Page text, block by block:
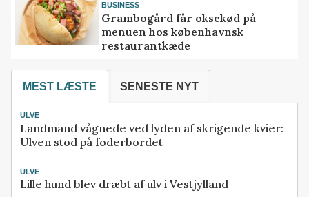
BUSINESS
Grambogård får oksekød på
menuen hos københavnsk
restaurantkæde
MEST LÆSTE SENESTE NYT
ULVE
Landmand vågnede ved lyden af skrigende kvier:
Ulven stod på foderbordet
ULVE
Lille hund blev dræbt af ulv i Vestjylland